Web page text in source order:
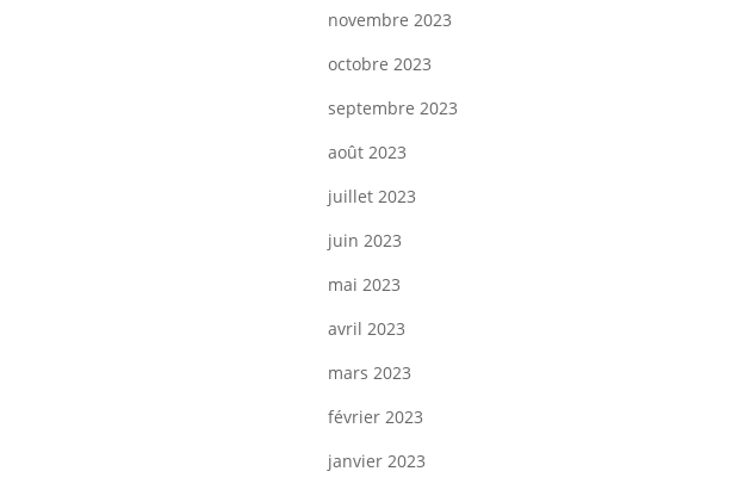
novembre 2023
octobre 2023
septembre 2023
août 2023
juillet 2023
juin 2023
mai 2023
avril 2023
mars 2023
février 2023
janvier 2023